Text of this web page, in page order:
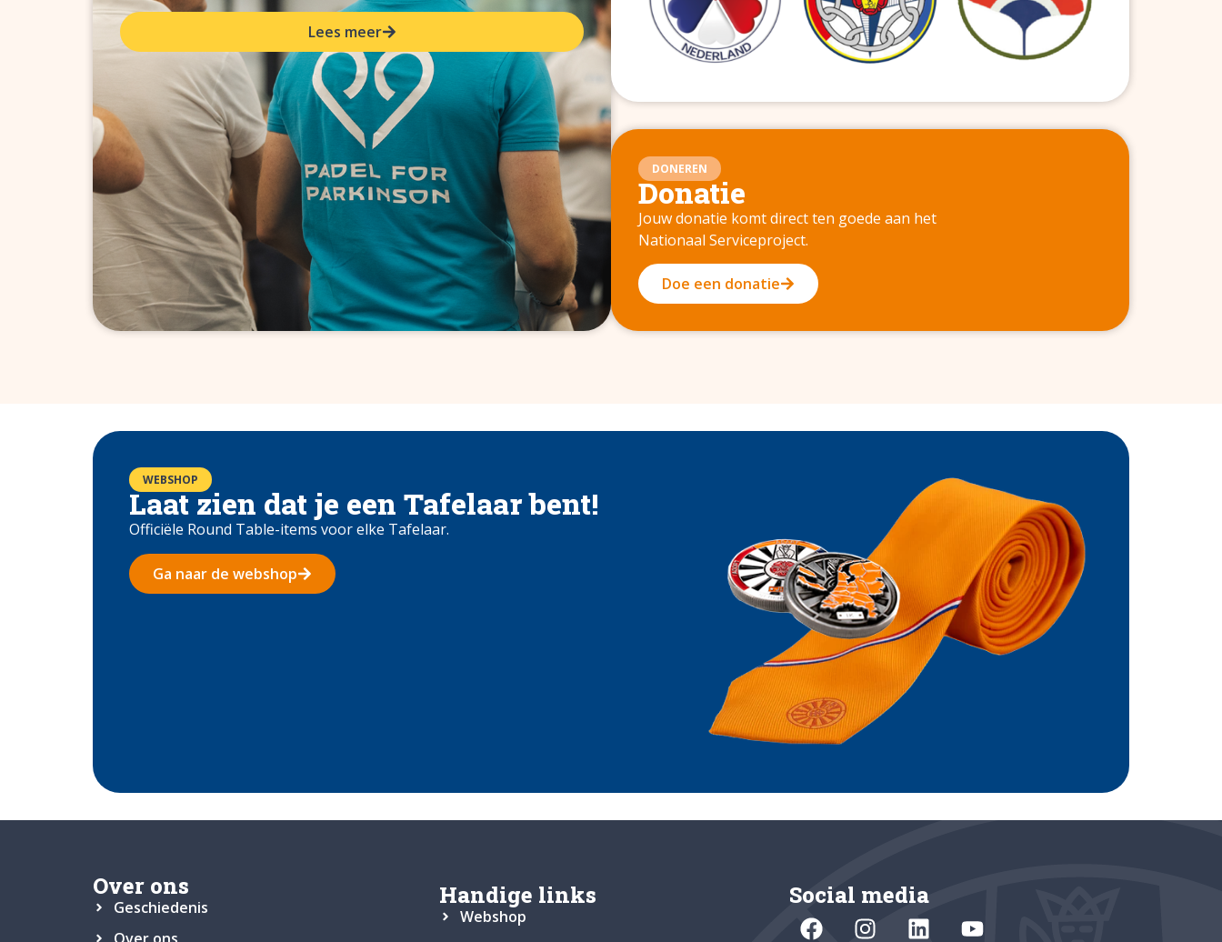
Lees meer
DONEREN
Donatie
Jouw donatie komt direct ten goede aan het
Nationaal Serviceproject.
Doe een donatie
WEBSHOP
Laat zien dat je een Tafelaar bent!
Officiële Round Table-items voor elke Tafelaar.
Ga naar de webshop
Over ons
Geschiedenis
Handige links
Webshop
Social media